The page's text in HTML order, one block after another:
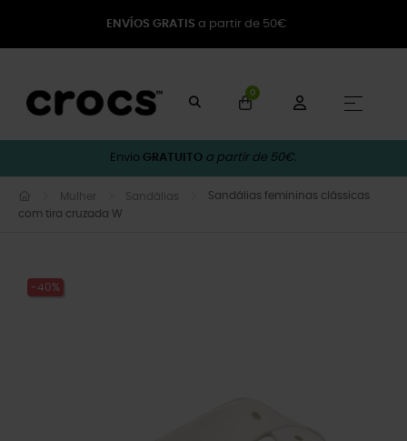
ENVÍOS GRATIS a partir de 50€
0
☰
Envio GRATUITO a partir de 50€.
Mulher Sandálias
Sandálias femininas clássicas
com tira cruzada W
-40%